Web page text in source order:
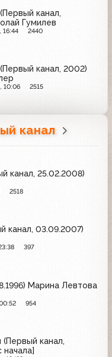
канал,
Гумилев
16:44 2440
канал, 2002)
10:06 2515
канал
канал, 25.02.2008)
2518
канал, 03.09.2007)
397
Марина Левтова
954
канал,
начала]